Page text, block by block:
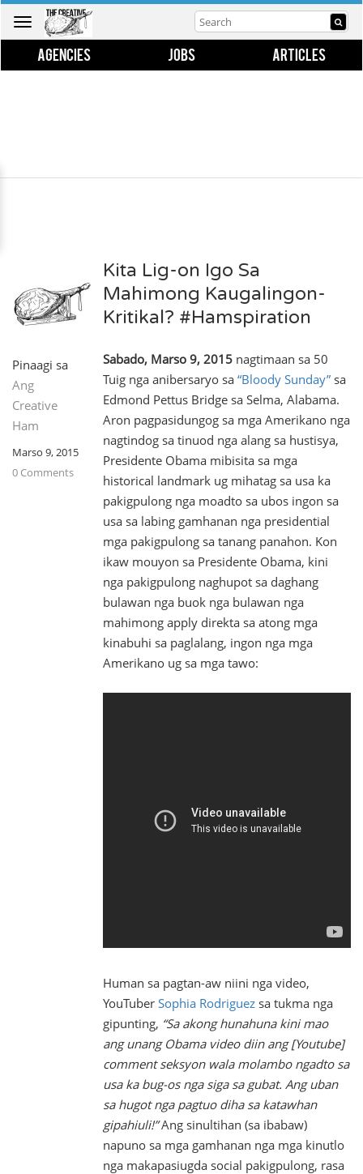
Toggle
navigation
AGENCIES JOBS ARTICLES
Pinaagi sa
Ang
Creative
Ham
Marso 9, 2015
0 Comments
Kita Lig-on Igo Sa
Mahimong Kaugalingon-
Kritikal? #Hamspiration
Sabado, Marso 9, 2015 nagtimaan sa 50
Tuig nga anibersaryo sa “Bloody Sunday” sa
Edmond Pettus Bridge sa Selma, Alabama.
Aron pagpasidungog sa mga Amerikano nga
nagtindog sa tinuod nga alang sa hustisya,
Presidente Obama mibisita sa mga
historical landmark ug mihatag sa usa ka
pakigpulong nga moadto sa ubos ingon sa
usa sa labing gamhanan nga presidential
mga pakigpulong sa tanang panahon. Kon
ikaw mouyon sa Presidente Obama, kini
nga pakigpulong naghupot sa daghang
bulawan nga buok nga bulawan nga
mahimong apply direkta sa atong mga
kinabuhi sa paglalang, ingon nga mga
Amerikano ug sa mga tawo:
Human sa pagtan-aw niini nga video,
YouTuber Sophia Rodriguez sa tukma nga
gipunting, “Sa akong hunahuna kini mao
ang unang Obama video diin ang [Youtube]
comment seksyon wala molambo ngadto sa
usa ka bug-os nga siga sa gubat. Ang uban
sa hugot nga pagtuo diha sa katawhan
gipahiuli!”Ang sinultihan (sa ibabaw)
napuno sa mga gamhanan nga mga kinutlo
nga makapasiugda social pakigpulong, rasa